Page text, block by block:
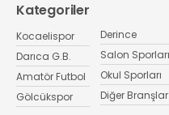
Kategoriler
Kocaelispor
Darıca G.B.
Amatör Futbol
Gölcükspor
Derince
Salon Sporları
Okul Sporları
Diğer Branşlar